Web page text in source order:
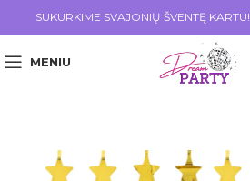
SUKURKIME SVAJONIŲ ŠVENTĘ KARTU!
MENIU